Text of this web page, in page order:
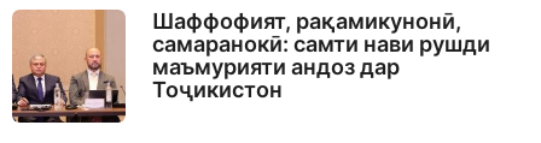
Шаффофият, рақамикунонӣ,
самаранокӣ: самти нави рушди
маъмурияти андоз дар
Тоҷикистон